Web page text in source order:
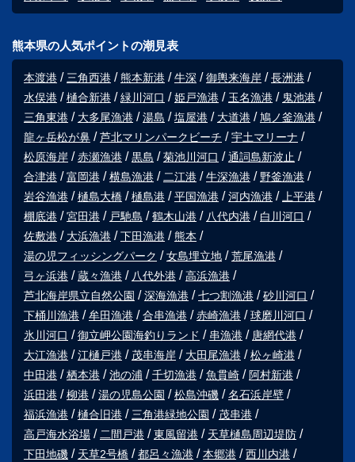
熊本県の人気ポイントの潮見表
本渡港 三角西港 熊本新港 牛深 御輿来海岸
長洲港
水俣港
樋合新港 緑川河口 姫戸漁港 玉名漁港
鬼池港
三角東港
大多尾漁港 湯島 塩屋港 大道港
鳩ノ釜漁港
龍ヶ岳松が鼻
芦北マリンパークビーチ
宇土マリーナ
松原海岸
赤瀬漁港 黒島 菊池川河口
通詞島新波止
合津港
富岡港 横島漁港 二江港 牛深漁港
野釜漁港
岩谷漁港
樋島大橋 樋島港 平国漁港 河内漁港
上平港
棚底港
宮田港 戸馳島 鶴木山港 八代内港
白川河口
佐敷港
大浜漁港 下田漁港
熊本
湯の児フィッシングパーク
女島埋立地
荒尾漁港
弓ヶ浜港
蔵々漁港 八代外港
高浜漁港
芦北海岸県立自然公園
深海漁港 七つ割漁港
砂川河口
下桶川漁港
牟田漁港 合串漁港 赤崎漁港
球磨川河口
氷川河口
御立岬公園海釣りランド 串漁港
唐網代港
大江漁港
江樋戸港 茂串海岸 大田尾漁港
松ヶ崎港
中田港
栖本港 池の浦 千切漁港 魚貫崎
阿村新港
浜田港
柳港 湯の児島公園 松島沖磯
名石浜岸壁
福浜漁港
樋合旧港 三角港緑地公園
茂串港
高戸海水浴場
二間戸港 東風留港
天草樋島周辺堤防
下田地磯
天草2号橋 都呂々漁港 本郷港
西川内港